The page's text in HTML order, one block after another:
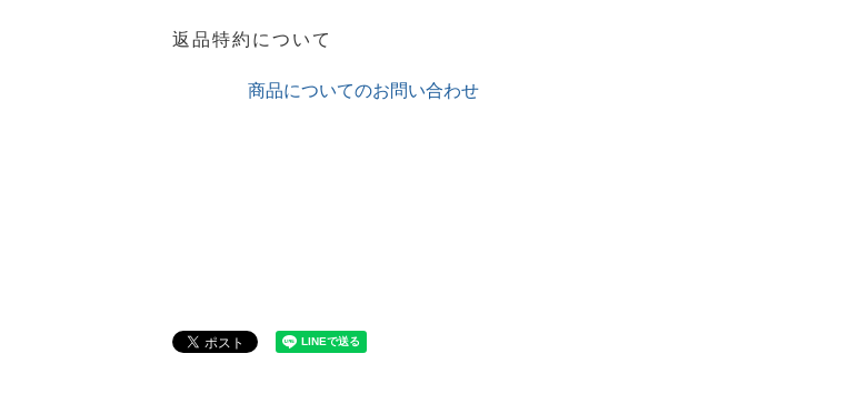
返品特約について
商品についてのお問い合わせ